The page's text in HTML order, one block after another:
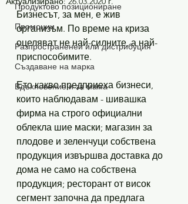
Продуктово позициониране
Промоции
Разпространенеи или дистрибуция
Създаване на марка
Вдъхновение и за мама
Бизнесът, за мен, е жив
организъм. По време на криза
оцеляват не най-силните, а най-
приспособимите.
Ето какво предприеха бизнеси,
които наблюдавам - шивашка
фирма на строго официални
облекла шие маски; магазин за
плодове и зеленчуци собствена
продукция извършва доставка до
дома не само на собствена
продукция; ресторант от висок
сегмент започна да предлага